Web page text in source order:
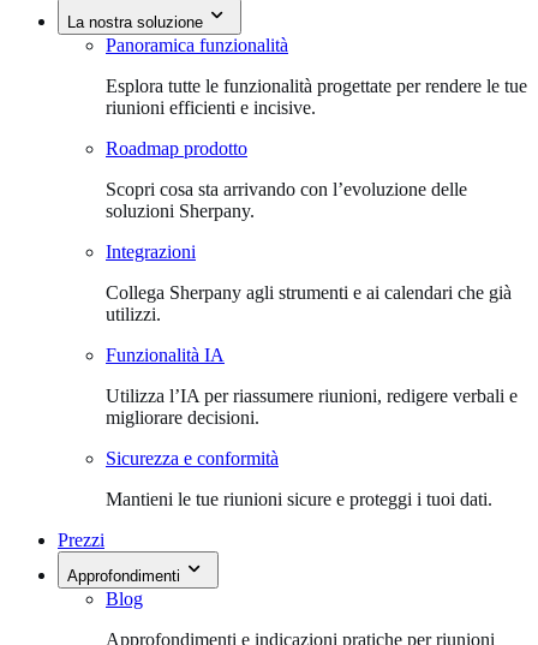
La nostra soluzione
Panoramica funzionalità
Esplora tutte le funzionalità progettate per rendere le tue
riunioni efficienti e incisive.
Roadmap prodotto
Scopri cosa sta arrivando con l’evoluzione delle
soluzioni Sherpany.
Integrazioni
Collega Sherpany agli strumenti e ai calendari che già
utilizzi.
Funzionalità IA
Utilizza l’IA per riassumere riunioni, redigere verbali e
migliorare decisioni.
Sicurezza e conformità
Mantieni le tue riunioni sicure e proteggi i tuoi dati.
Prezzi
Approfondimenti
Blog
Approfondimenti e indicazioni pratiche per riunioni